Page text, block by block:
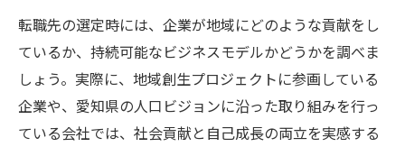
転職先の選定時には、企業が地域にどのような貢献をし
ているか、持続可能なビジネスモデルかどうかを調べま
しょう。実際に、地域創生プロジェクトに参画している
企業や、愛知県の人口ビジョンに沿った取り組みを行っ
ている会社では、社会貢献と自己成長の両立を実感する